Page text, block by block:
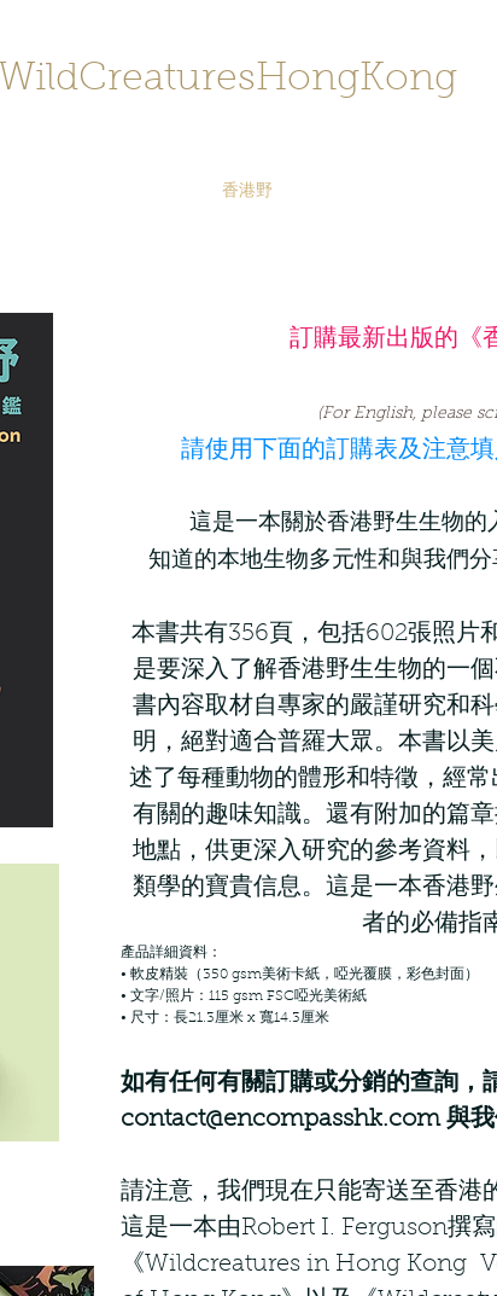
WildCreaturesHongKong
香港野
訂購最新出版的《
(For English, please
請使用下面的訂購表及注意填
這是一本關於香港野生生物的
知道的本地生物多元性和與我們分
本書共有356頁，包括602張照片
是要深入了解香港野生生物的一
書內容取材自專家的嚴謹研究和
明，絕對適合普羅大眾。本書以
述了每種動物的體形和特徵，經
有關的趣味知識。還有附加的篇
地點，供更深入研究的參考資料
類學的寶貴信息。這是一本香港
者的必備指
產品詳細資料：
• 軟皮精裝（350 gsm美術卡紙，啞光覆膜，彩色封面）
• 文字/照片：115 gsm FSC啞光美術紙
• 尺寸：長21.3厘米 x 寬14.3厘米
如有任何有關訂購或分銷的查詢，
contact@encompasshk.com與我
請注意，我們現在只能寄送至香港
這是一本由Robert I. Ferguson撰
《Wildcreatures in Hong Kong